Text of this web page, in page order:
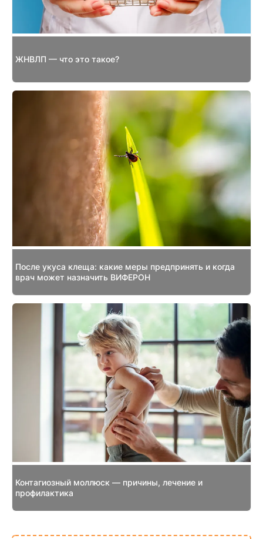
ЖНВЛП — что это такое?
После укуса клеща: какие меры предпринять и когда
врач может назначить ВИФЕРОН
Контагиозный моллюск — причины, лечение и
профилактика